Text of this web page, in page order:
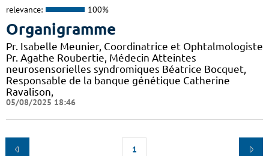
relevance: 100%
Organigramme
Pr. Isabelle Meunier, Coordinatrice et Ophtalmologiste
Pr. Agathe Roubertie, Médecin Atteintes
neurosensorielles syndromiques Béatrice Bocquet,
Responsable de la banque génétique Catherine
Ravalison,
05/08/2025 18:46
1